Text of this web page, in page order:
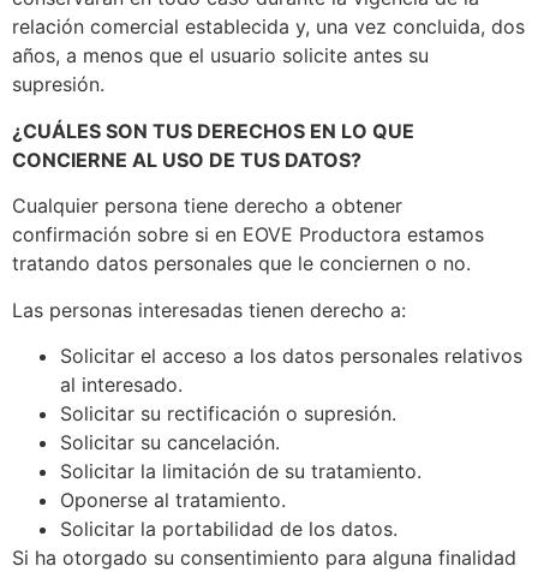
relación comercial establecida y, una vez concluida, dos
años, a menos que el usuario solicite antes su
supresión.
¿CUÁLES SON TUS DERECHOS EN LO QUE
CONCIERNE AL USO DE TUS DATOS?
Cualquier persona tiene derecho a obtener
confirmación sobre si en EOVE Productora estamos
tratando datos personales que le conciernen o no.
Las personas interesadas tienen derecho a:
Solicitar el acceso a los datos personales relativos
al interesado.
Solicitar su rectificación o supresión.
Solicitar su cancelación.
Solicitar la limitación de su tratamiento.
Oponerse al tratamiento.
Solicitar la portabilidad de los datos.
Si ha otorgado su consentimiento para alguna finalidad